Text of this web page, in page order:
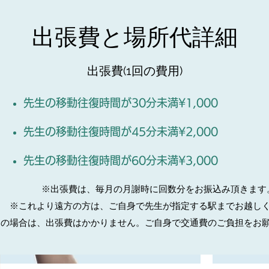
出張費と場所代詳細
出張費(1回の費用)
先生の移動往復時間が30分未満¥1,000
先生の移動往復時間が45分未満¥2,000
先生の移動往復時間が60分未満¥3,000
※出張費は、毎月の月謝時に回数分をお振込み頂きます
※これより遠方の方は、ご自身で先生が指定する駅までお越し
場合は、出張費はかかりません。ご自身で交通費のご負担をお